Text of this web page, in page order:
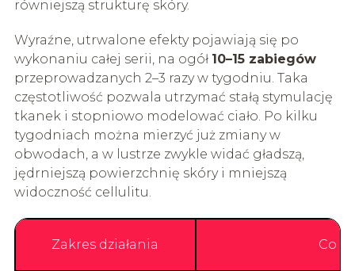
równiejszą strukturę skóry.
Wyraźne, utrwalone efekty pojawiają się po
wykonaniu całej serii, na ogół 10–15 zabiegów
przeprowadzanych 2–3 razy w tygodniu. Taka
częstotliwość pozwala utrzymać stałą stymulację
tkanek i stopniowo modelować ciało. Po kilku
tygodniach można mierzyć już zmiany w
obwodach, a w lustrze zwykle widać gładszą,
jędrniejszą powierzchnię skóry i mniejszą
widoczność cellulitu.
Zakres działania Co